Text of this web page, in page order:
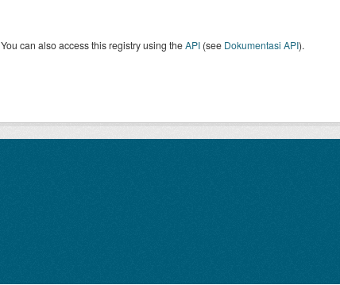
You can also access this registry using theAPI(see Dokumentasi API).